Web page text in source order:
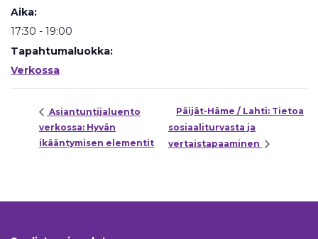
Aika:
17:30 - 19:00
Tapahtumaluokka:
Verkossa
Asiantuntijaluento
verkossa: Hyvän
ikääntymisen elementit
Päijät-Häme / Lahti: Tietoa
sosiaaliturvasta ja
vertaistapaaminen